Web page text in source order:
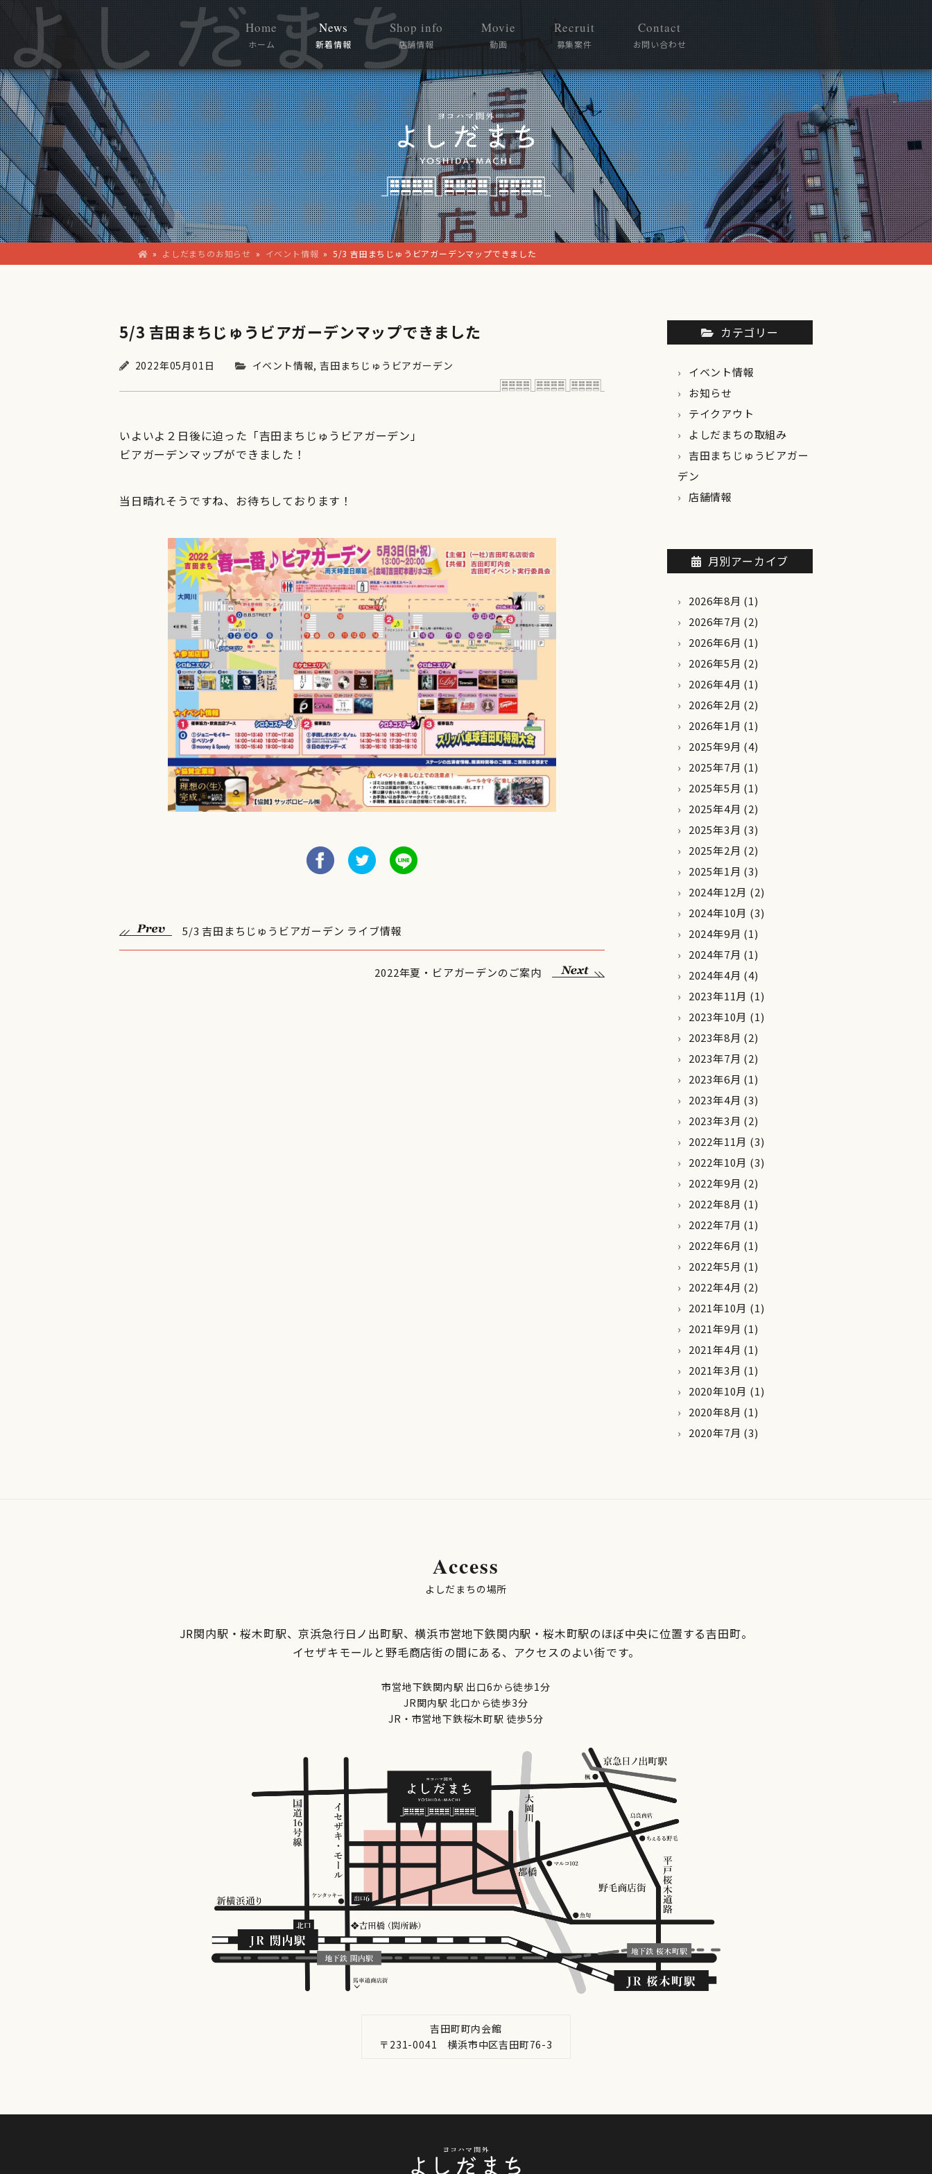
Home
ホーム
News
新着情報
Shop info
店舗情報
Movie
動画
Recruit
募集案件
Contact
お問い合わせ
» よしだまちのお知らせ » イベント情報 » 5/3 吉田まちじゅうビアガーデンマップできました
5/3 吉田まちじゅうビアガーデンマップできました
2022年05月01日 イベント情報,吉田まちじゅうビアガーデン
いよいよ２日後に迫った「吉田まちじゅうビアガーデン」
ビアガーデンマップができました！
当日晴れそうですね、お待ちしております！
5/3 吉田まちじゅうビアガーデン ライブ情報
2022年夏・ビアガーデンのご案内
カテゴリー
イベント情報
お知らせ
テイクアウト
よしだまちの取組み
吉田まちじゅうビアガー
デン
店舗情報
月別アーカイブ
2026年8月 (1)
2026年7月 (2)
2026年6月 (1)
2026年5月 (2)
2026年4月 (1)
2026年2月 (2)
2026年1月 (1)
2025年9月 (4)
2025年7月 (1)
2025年5月 (1)
2025年4月 (2)
2025年3月 (3)
2025年2月 (2)
2025年1月 (3)
2024年12月 (2)
2024年10月 (3)
2024年9月 (1)
2024年7月 (1)
2024年4月 (4)
2023年11月 (1)
2023年10月 (1)
2023年8月 (2)
2023年7月 (2)
2023年6月 (1)
2023年4月 (3)
2023年3月 (2)
2022年11月 (3)
2022年10月 (3)
2022年9月 (2)
2022年8月 (1)
2022年7月 (1)
2022年6月 (1)
2022年5月 (1)
2022年4月 (2)
2021年10月 (1)
2021年9月 (1)
2021年4月 (1)
2021年3月 (1)
2020年10月 (1)
2020年8月 (1)
2020年7月 (3)
Access
よしだまちの場所
JR関内駅・桜木町駅、京浜急行日ノ出町駅、横浜市営地下鉄関内駅・桜木町駅のほぼ中央に位置する吉田町。
イセザキモールと野毛商店街の間にある、アクセスのよい街です。
市営地下鉄関内駅 出口6から徒歩1分
JR関内駅 北口から徒歩3分
JR・市営地下鉄桜木町駅 徒歩5分
吉田町町内会館
〒231-0041 横浜市中区吉田町76-3